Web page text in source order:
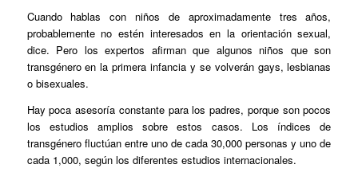
Cuando hablas con niños de aproximadamente tres años,
probablemente no estén interesados en la orientación sexual,
dice. Pero los expertos afirman que algunos niños que son
transgénero en la primera infancia y se volverán gays, lesbianas
o bisexuales.
Hay poca asesoría constante para los padres, porque son pocos
los estudios amplios sobre estos casos. Los índices de
transgénero fluctúan entre uno de cada 30,000 personas y uno de
cada 1,000, según los diferentes estudios internacionales.